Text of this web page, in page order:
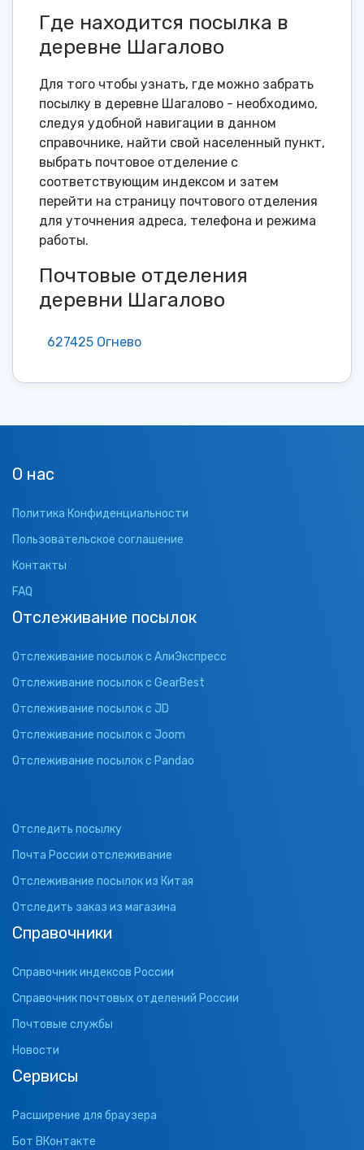
Где находится посылка в
деревне Шагалово
Для того чтобы узнать, где можно забрать
посылку в деревне Шагалово - необходимо,
следуя удобной навигации в данном
справочнике, найти свой населенный пункт,
выбрать почтовое отделение с
соответствующим индексом и затем
перейти на страницу почтового отделения
для уточнения адреса, телефона и режима
работы.
Почтовые отделения
деревни Шагалово
627425 Огнево
О нас
Политика Конфиденциальности
Пользовательское соглашение
Контакты
FAQ
Отслеживание посылок
Отслеживание посылок с АлиЭкспресс
Отслеживание посылок с GearBest
Отслеживание посылок с JD
Отслеживание посылок с Joom
Отслеживание посылок с Pandao
Отследить посылку
Почта России отслеживание
Отслеживание посылок из Китая
Отследить заказ из магазина
Справочники
Справочник индексов России
Справочник почтовых отделений России
Почтовые службы
Новости
Сервисы
Расширение для браузера
Бот ВКонтакте